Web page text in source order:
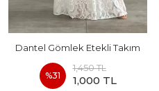
Dantel Gömlek Etekli Takım
%31
1,450 TL
1,000 TL